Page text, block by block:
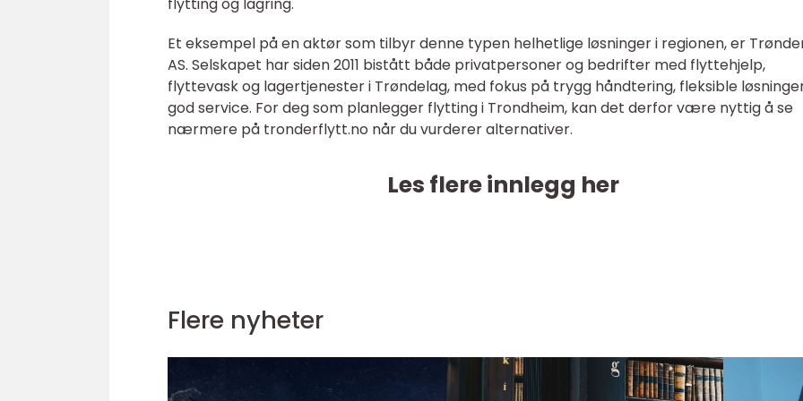
Et eksempel på en aktør som tilbyr denne typen helhetlige løsninger i regionen, er
AS. Selskapet har siden 2011 bistått både privatpersoner og bedrifter med flyttehjelp,
flyttevask og lagertjenester i Trøndelag, med fokus på trygg håndtering, fleksible
god service. For deg som planlegger flytting i Trondheim, kan det derfor være nyttig å se
nærmere på tronderflytt.no når du vurderer alternativer.
Les flere innlegg her
Flere nyheter